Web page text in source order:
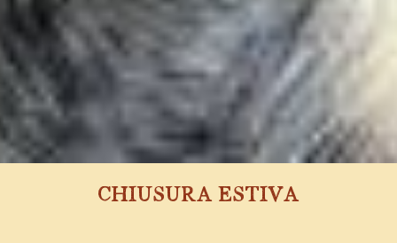
CHIUSURA ESTIVA